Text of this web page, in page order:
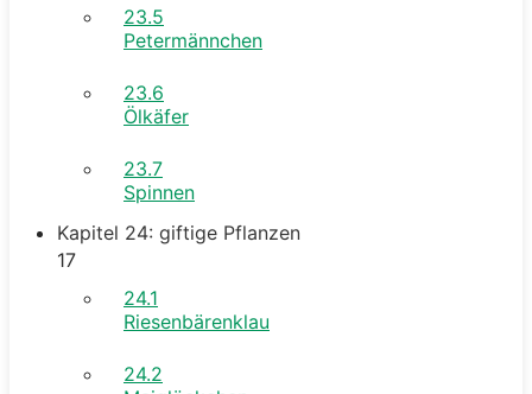
23.5
Petermännchen
23.6
Ölkäfer
23.7
Spinnen
Kapitel 24: giftige Pflanzen
17
24.1
Riesenbärenklau
24.2